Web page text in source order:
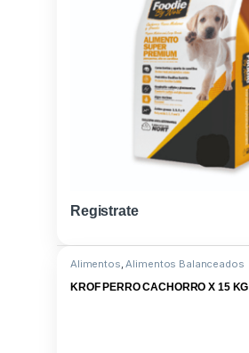
Registrate
Alimentos,Alimentos Balanceados
KROF PERRO CACHORRO X 15 KG